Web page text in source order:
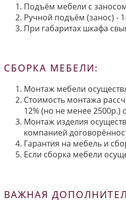
Подъём мебели с
Ручной подъём (занос) -
При габаритах шкафа
СБОРКА МЕБЕЛИ:
Монтаж мебели
Стоимость монтажа
12% (но не менее 2500р.)
Монтаж изделия
компанией
Гарантия на мебель и
Если сборка мебели
ВАЖНАЯ